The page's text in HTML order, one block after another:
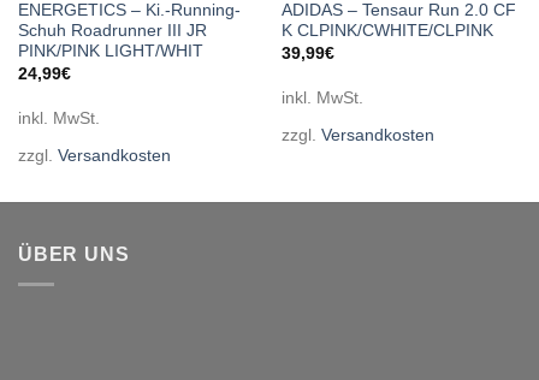
ENERGETICS – Ki.-Running-
Schuh Roadrunner III JR
PINK/PINK LIGHT/WHIT
24,99€
inkl. MwSt.
zzgl. Versandkosten
ADIDAS – Tensaur Run 2.0 CF
K CLPINK/CWHITE/CLPINK
39,99€
inkl. MwSt.
zzgl. Versandkosten
ÜBER UNS